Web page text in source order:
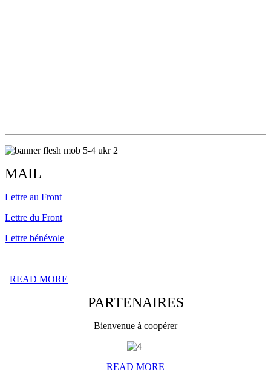
MAIL
Lettre au Front
Lettre du Front
Lettre bénévole
READ MORE
PARTENAIRES
Bienvenue à coopérer
READ MORE